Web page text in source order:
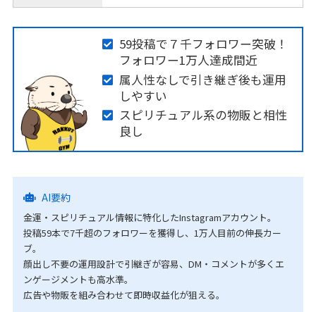
59投稿で７千フォロワー突破！
フォロワー1万人達成間近
属人性なしで引き継ぎ後も運用
しやすい
スピリチュアル系の物販と相性
良し
AI要約
金運・スピリチュアル情報に特化したInstagramアカウント。
投稿59本で7千超のフォロワーを獲得し、1万人目前の伸長カー
ブ。
顔出し不要の運用設計で引継ぎが容易、DM・コメントが多くエ
ンゲージメントも高水準。
広告や物販を組み合わせて即時収益化が狙える。